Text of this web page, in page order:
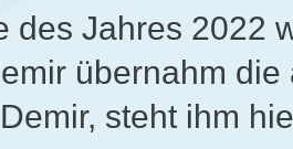
des Jahres 2022
übernahm
steht ihm